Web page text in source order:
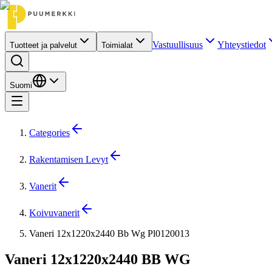
Tuotteet ja palvelut Toimialat Vastuullisuus Yhteystiedot
Suomi
Categories
Rakentamisen Levyt
Vanerit
Koivuvanerit
Vaneri 12x1220x2440 Bb Wg Pl0120013
Vaneri 12x1220x2440 BB WG